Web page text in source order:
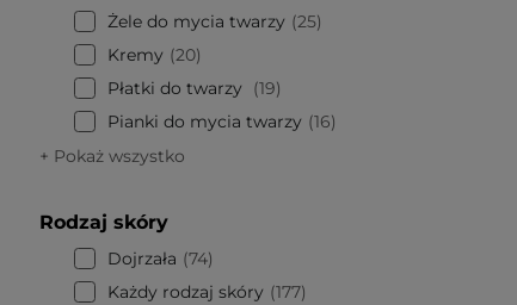
Żele do mycia twarzy
25
Kremy
20
Płatki do twarzy
19
Pianki do mycia twarzy
16
+ Pokaż wszystko
Rodzaj skóry
Dojrzała
74
Każdy rodzaj skóry
177